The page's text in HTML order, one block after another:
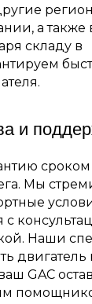
а также
складу в
и
Мы
Наши
двигатель
GAC